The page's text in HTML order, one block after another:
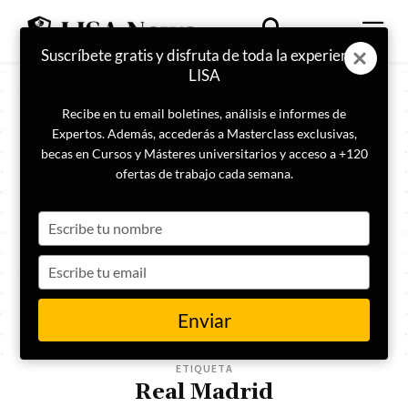
ETIQUETA
Real Madrid
Suscríbete gratis y disfruta de toda la experiencia
LISA
Recibe en tu email boletines, análisis e informes de
Expertos. Además, accederás a Masterclass exclusivas,
becas en Cursos y Másteres universitarios y acceso a +120
ofertas de trabajo cada semana.
your
name
your
email
Enviar